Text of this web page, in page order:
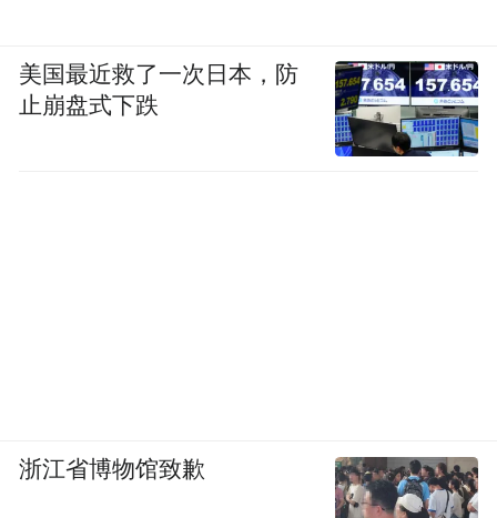
美国最近救了一次日本，防
止崩盘式下跌
浙江省博物馆致歉